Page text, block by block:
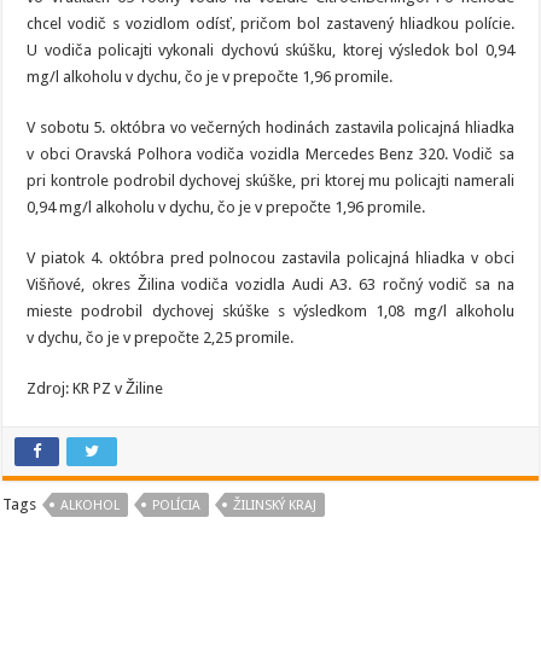
chcel vodič s vozidlom odísť, pričom bol zastavený hliadkou polície.
U vodiča policajti vykonali dychovú skúšku, ktorej výsledok bol 0,94
mg/l alkoholu v dychu, čo je v prepočte 1,96 promile.
V sobotu 5. októbra vo večerných hodinách zastavila policajná hliadka
v obci Oravská Polhora vodiča vozidla Mercedes Benz 320. Vodič sa
pri kontrole podrobil dychovej skúške, pri ktorej mu policajti namerali
0,94 mg/l alkoholu v dychu, čo je v prepočte 1,96 promile.
V piatok 4. októbra pred polnocou zastavila policajná hliadka v obci
Višňové, okres Žilina vodiča vozidla Audi A3. 63 ročný vodič sa na
mieste podrobil dychovej skúške s výsledkom 1,08 mg/l alkoholu
v dychu, čo je v prepočte 2,25 promile.
Zdroj: KR PZ v Žiline
Tags ALKOHOL POLÍCIA ŽILINSKÝ KRAJ